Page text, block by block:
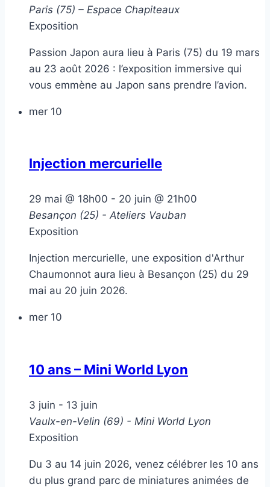
Paris (75) – Espace Chapiteaux
Exposition
Passion Japon aura lieu à Paris (75) du 19 mars
au 23 août 2026 : l’exposition immersive qui
vous emmène au Japon sans prendre l’avion.
mer 10
Injection mercurielle
29 mai @ 18h00 - 20 juin @ 21h00
Besançon (25) - Ateliers Vauban
Exposition
Injection mercurielle, une exposition d'Arthur
Chaumonnot aura lieu à Besançon (25) du 29
mai au 20 juin 2026.
mer 10
10 ans – Mini World Lyon
3 juin - 13 juin
Vaulx-en-Velin (69) - Mini World Lyon
Exposition
Du 3 au 14 juin 2026, venez célébrer les 10 ans
du plus grand parc de miniatures animées de